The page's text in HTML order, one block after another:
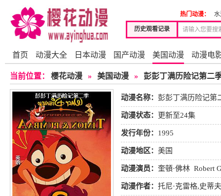
历史观看记录
热门动漫：
首页 动漫大全 日本动漫 国产动漫 美国动漫 动漫电
当前位置： 樱花动漫 » 美国动漫 » 彭彭丁满历险记第二
动漫名称： 彭彭丁满历险记第
动漫状态： 更新至24集
发行年份： 1995
动漫地区： 美国
动漫演员： 奎頓·佛林 Robert
恩 吉姆·卡明斯 杰夫·贝内特
动漫作者： 托尼·克雷格,史蒂